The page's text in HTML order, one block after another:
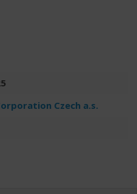
Czech a.s.